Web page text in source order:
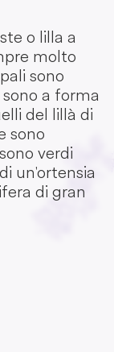
o lilla a
molto
sono
a forma
del lillà di
sono
verdi
un'ortensia
di gran